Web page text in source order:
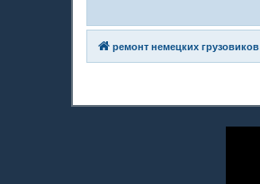
ремонт немецких грузовиков